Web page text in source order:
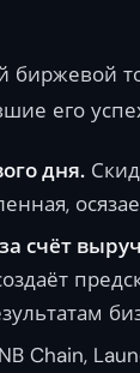
его
дня.
счёт
Chain,